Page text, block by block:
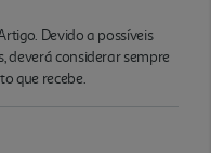
Devido a possíveis
deverá considerar sempre
que recebe.